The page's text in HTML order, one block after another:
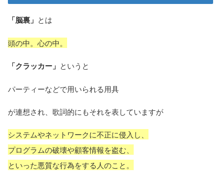
「脳裏」 とは
頭の中。心の中。
「クラッカー」 というと
パーティーなどで用いられる用具
が連想され、歌詞的にもそれを表していますが
システムやネットワークに不正に侵入し、
プログラムの破壊や顧客情報を盗む、
といった悪質な行為をする人のこと。